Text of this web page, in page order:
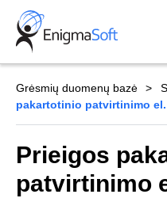
Skip
content
Grėsmių duomenų bazė
pakartotinio patvirtinimo
Prieigos
patvirtinimo